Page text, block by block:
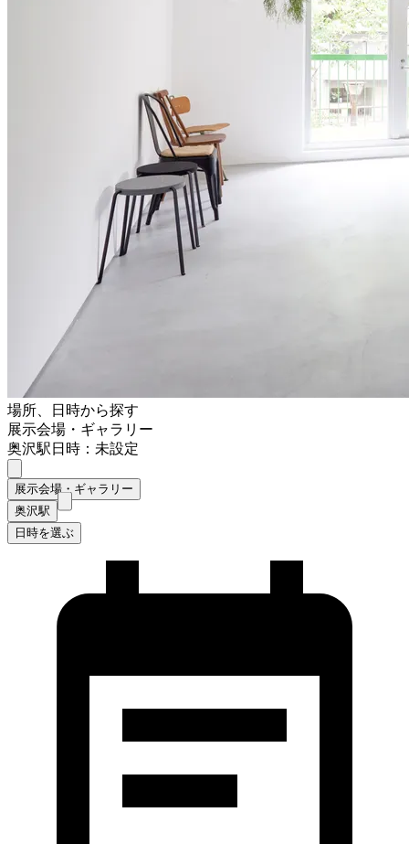
場所、日時から探す
展示会場・ギャラリー
奥沢駅日時：未設定
展示会場・ギャラリー
奥沢駅
日時を選ぶ